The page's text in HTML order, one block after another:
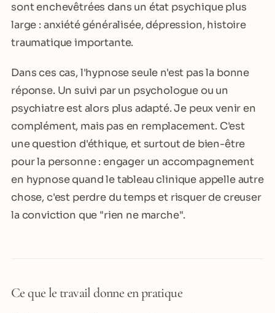
sont enchevêtrées dans un état psychique plus
large : anxiété généralisée, dépression, histoire
traumatique importante.
Dans ces cas, l'hypnose seule n'est pas la bonne
réponse. Un suivi par un psychologue ou un
psychiatre est alors plus adapté. Je peux venir en
complément, mais pas en remplacement. C'est
une question d'éthique, et surtout de bien-être
pour la personne : engager un accompagnement
en hypnose quand le tableau clinique appelle autre
chose, c'est perdre du temps et risquer de creuser
la conviction que "rien ne marche".
Ce que le travail donne en pratique